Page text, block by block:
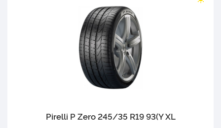
Pirelli P Zero 245/35 R19 93(Y XL